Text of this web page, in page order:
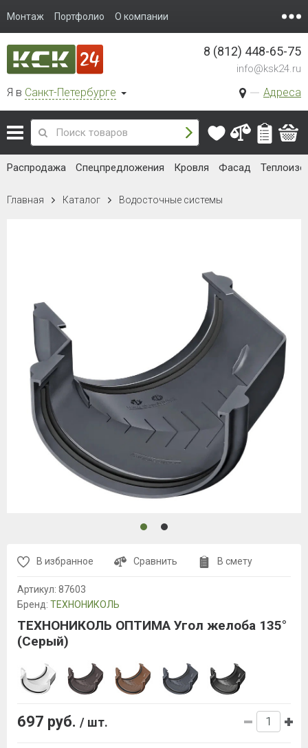
Монтаж Портфолио О компании
Я в Санкт-Петербурге Адреса
8 (812) 448-65-75
info@ksk24.ru
Распродажа Спецпредложения Кровля Фасад
Главная Каталог Водосточные системы
В избранное Сравнить В смету
Артикул: 87603
Бренд: ТЕХНОНИКОЛЬ
ТЕХНОНИКОЛЬ ОПТИМА Угол желоба 135°
(Серый)
697 руб. / шт.